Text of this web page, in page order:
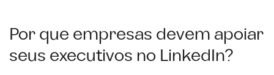
Por que empresas devem apoiar
seus executivos no LinkedIn?